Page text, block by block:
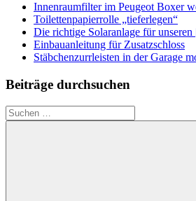
Innenraumfilter im Peugeot Boxer
Toilettenpapierrolle „tieferlegen“
Die richtige Solaranlage für unseren
Einbauanleitung für Zusatzschloss
Stäbchenzurrleisten in der Garage
Beiträge durchsuchen
Suchen
nach: